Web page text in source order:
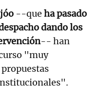
--que ha pasado
dando los
-- han
"muy